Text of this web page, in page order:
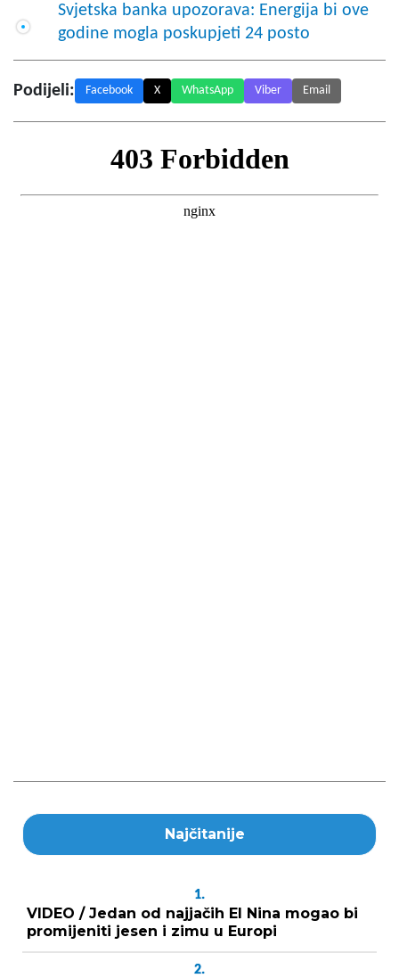
Svjetska banka upozorava: Energija bi ove
godine mogla poskupjeti 24 posto
Podijeli: Facebook X WhatsApp Viber Email
Najčitanije
1.
VIDEO / Jedan od najjačih El Nina mogao bi
promijeniti jesen i zimu u Europi
2.